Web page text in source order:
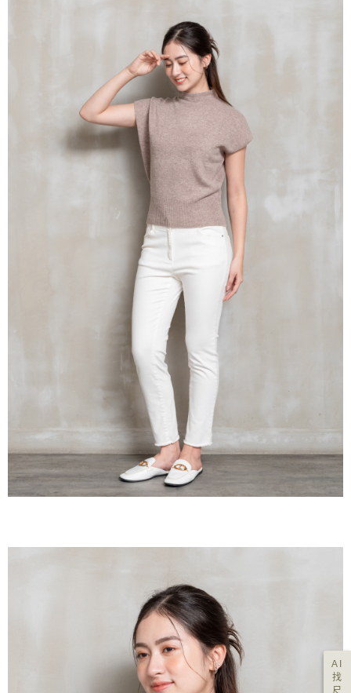
AI
找
尺